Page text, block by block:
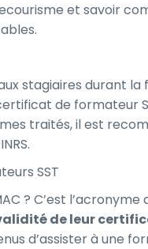
et savoir
stagiaires durant
de formateur
traités, il est
SST
? C’est
de leur
d’assister à une